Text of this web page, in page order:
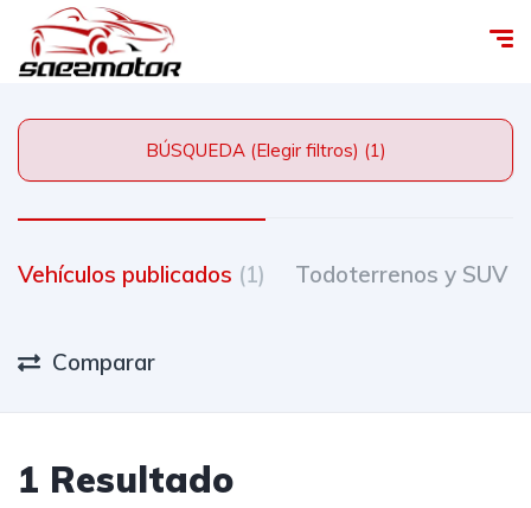
BÚSQUEDA (Elegir filtros) (1)
Vehículos publicados (1) Todoterrenos y SUV
Comparar
1 Resultado